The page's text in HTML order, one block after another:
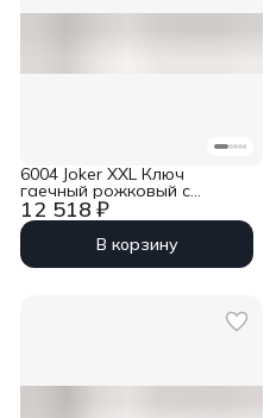
12 518 ₽
6004 Joker XXL Ключ
гаечный рожковый с
самонастройкой, 24-32 x
322 мм Wera WE-020102
В корзину